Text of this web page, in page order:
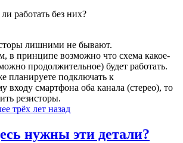
работать без них?
лишними не бывают.
в принципе возможно что схема какое-
продолжительное) будет работать.
планируете подключать к
входу смартфона оба канала (стерео), то
резисторы.
трёх лет назад
нужны эти детали?